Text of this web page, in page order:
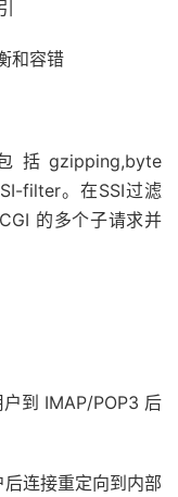
和容错
gzipping,byte
filter。在SSI过滤
的多个子请求并
到 IMAP/POP3 后
连接重定向到内部